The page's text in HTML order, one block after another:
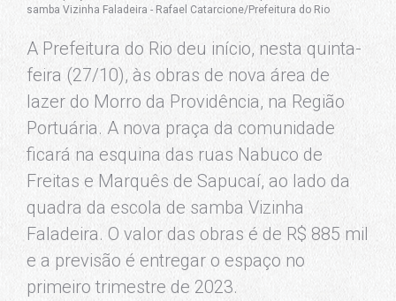
samba Vizinha Faladeira - Rafael Catarcione/Prefeitura do Rio
A Prefeitura do Rio deu início, nesta quinta-
feira (27/10), às obras de nova área de
lazer do Morro da Providência, na Região
Portuária. A nova praça da comunidade
ficará na esquina das ruas Nabuco de
Freitas e Marquês de Sapucaí, ao lado da
quadra da escola de samba Vizinha
Faladeira. O valor das obras é de R$ 885 mil
e a previsão é entregar o espaço no
primeiro trimestre de 2023.